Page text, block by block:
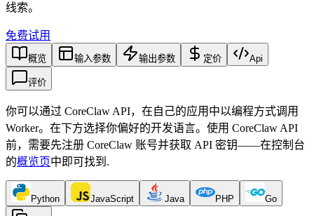
线索。
免费试用
概览 输入参数 输出参数 定价 Api
评价
你可以通过 CoreClaw API，在自己的应用中以编程方式调用
Worker。在下方选择你偏好的开发语言。使用 CoreClaw API
前，需要先注册 CoreClaw 账号并获取 API 密钥——在控制台
的概览页中即可找到 .
Python JavaScript Java PHP Go